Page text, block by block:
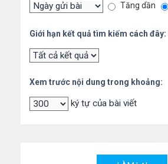
Tăng dần
Giới hạn kết quả tìm kiếm cách đây:
Xem trước nội dung trong khoảng:
ký tự của bài viết